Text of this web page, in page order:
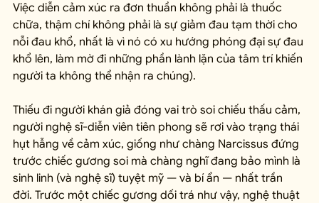
Việc diễn cảm xúc ra đơn thuần không phải là thuốc
chữa, thậm chí không phải là sự giảm đau tạm thời cho
nỗi đau khổ, nhất là vì nó có xu hướng phóng đại sự đau
khổ lên, làm mờ đi những phần lành lặn của tâm trí khiến
người ta không thể nhận ra chúng).
Thiếu đi người khán giả đóng vai trò soi chiếu thấu cảm,
người nghệ sĩ-diễn viên tiên phong sẽ rơi vào trạng thái
hụt hẫng về cảm xúc, giống như chàng Narcissus đứng
trước chiếc gương soi mà chàng nghĩ đang bảo mình là
sinh linh (và nghệ sĩ) tuyệt mỹ — và bí ẩn — nhất trần
đời. Trước một chiếc gương dối trá như vậy, nghệ thuật